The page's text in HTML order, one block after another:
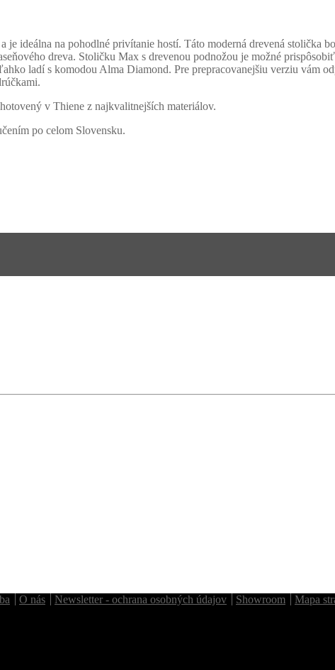
ideálna na pohodlné privítanie hostí. Táto moderná drevená stolička
dreva. Stoličku Max s drevenou podnožou je možné
ladí s komodou Alma Diamond. Pre prepracovanejšiu verziu vám
v Thiene z najkvalitnejších materiálov.
po celom Slovensku.
O nás Newsletter - ochrana osobných údajov Showroom Mapa